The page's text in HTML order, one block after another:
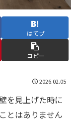
はてブ
コピー
2026.02.05
を見上げた時に
とはありません